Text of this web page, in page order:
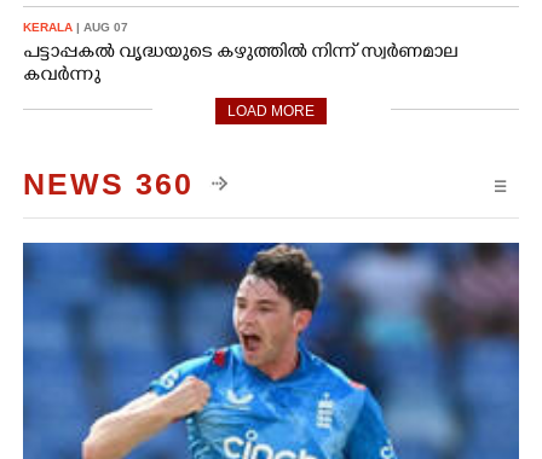
KERALA | AUG 07
പട്ടാപ്പകൽ വൃദ്ധയുടെ കഴുത്തിൽ നിന്ന് സ്വർണമാല
കവർന്നു
LOAD MORE
NEWS 360 ☰